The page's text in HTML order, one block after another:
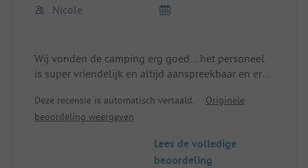
Nicole
Wij vonden de camping erg goed... het personeel
is super vriendelijk en altijd aanspreekbaar en erg
Geweldig strand... Geweldige speelvoorzieningen
voor kleine kinderen. Tafeltennis,
zullen zeker nog eens komen
Deze recensie is automatisch vertaald.
Originele
beoordeling weergeven
Lees de volledige
beoordeling